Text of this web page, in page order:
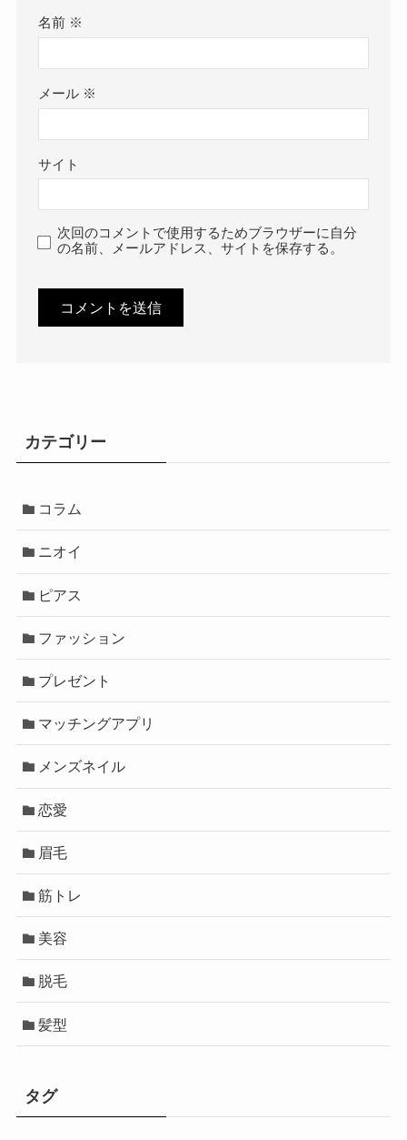
名前 ※
メール ※
サイト
次回のコメントで使用するためブラウザーに自分
の名前、メールアドレス、サイトを保存する。
カテゴリー
コラム
ニオイ
ピアス
ファッション
プレゼント
マッチングアプリ
メンズネイル
恋愛
眉毛
筋トレ
美容
脱毛
髪型
タグ